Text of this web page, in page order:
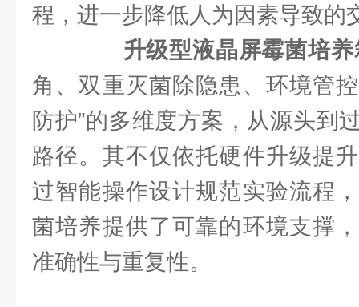
程，进一步降低人为因素导致的
升级型液晶屏霉菌培养
角、双重灭菌除隐患、环境管
防护”的多维度方案，从源头到
路径。其不仅依托硬件升级提
过智能操作设计规范实验流程
菌培养提供了可靠的环境支撑
准确性与重复性。